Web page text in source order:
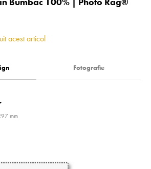
acest articol
Fotografie
mm